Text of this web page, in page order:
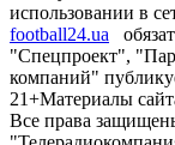
использовании в
football24.ua
"Спецпроект",
компаний"
21+Материалы
Все права